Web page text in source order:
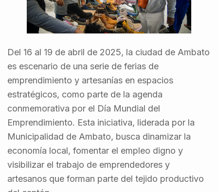
Del 16 al 19 de abril de 2025, la ciudad de Ambato
es escenario de una serie de ferias de
emprendimiento y artesanías en espacios
estratégicos, como parte de la agenda
conmemorativa por el Día Mundial del
Emprendimiento. Esta iniciativa, liderada por la
Municipalidad de Ambato, busca dinamizar la
economía local, fomentar el empleo digno y
visibilizar el trabajo de emprendedores y
artesanos que forman parte del tejido productivo